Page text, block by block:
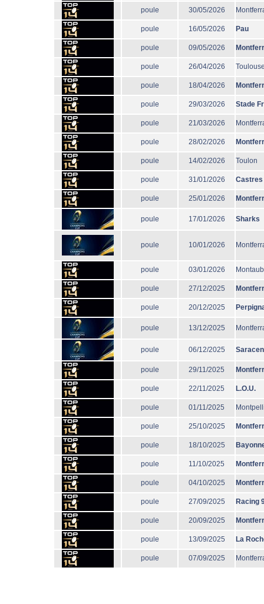
poule 30/05/2026
poule 16/05/2026 Pau
poule 09/05/2026
poule 26/04/2026
poule 18/04/2026
poule 29/03/2026 Stade
poule 21/03/2026
poule 28/02/2026
poule 14/02/2026 Toulon
poule 31/01/2026 Castres
poule 25/01/2026
poule 17/01/2026 Sharks
poule 10/01/2026
poule 03/01/2026
poule 27/12/2025
poule 20/12/2025
poule 13/12/2025
poule 06/12/2025
poule 29/11/2025
poule 22/11/2025 L.O.U.
poule 01/11/2025
poule 25/10/2025
poule 18/10/2025
poule 11/10/2025
poule 04/10/2025
poule 27/09/2025 Racing
poule 20/09/2025
poule 13/09/2025 La
poule 07/09/2025